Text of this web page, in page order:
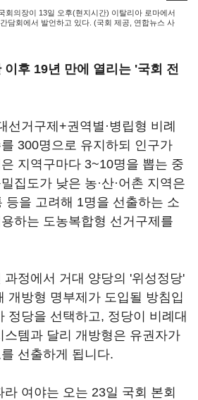
회의장이 13일 오후(현지시간) 이탈리아 로마에서
담회에서 발언하고 있다. (국회 제공, 연합뉴스 사
이후 19년 만에 열리는 '국회 전
선거구제+권역별·병립형 비례
300명으로 유지하되 인구가
지역구마다 3~10명을 뽑는 중
집도가 낮은 농·산·어촌 지역은
등을 고려해 1명을 선출하는 소
하는 도농복합형 선거구제를
과정에서 거대 양당의 '위성정당'
개방형 명부제가 도입될 방침입
정당을 선택하고, 정당이 비례대
스템과 달리 개방형은 유권자가
선출하게 됩니다.
여야는 오는 23일 국회 본회